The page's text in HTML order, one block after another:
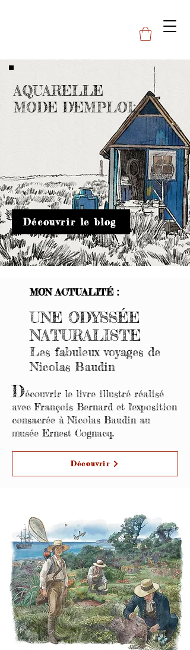
AQUARELLE
MODE D'EMPLOI:
Découvrir le blog
MON ACTUALITÉ :
UNE ODYSSÉE
NATURALISTE
Les fabuleux voyages de
Nicolas Baudin
Découvrir le livre illustré réalisé
avec François Bernard et l'exposition
consacrée à Nicolas Baudin au
musée Ernest Cognacq.
Découvrir